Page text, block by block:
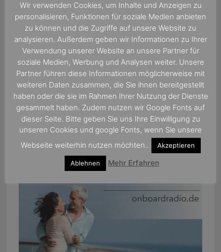
Wir freuen uns auf Ihre Empfehlung
Kreuzfahrtreisebüro Onboard Radio
golocal.de - das Portal zum
Bewerten, erleben und dabei sein.
Wir verwenden Cookies, um Inhalte und Anzeigen zu
personalisieren, Funktionen für soziale Medien anbieten
zu können und die Zugriffe auf unsere Website zu
analysieren. Außerdem geben wir Informationen zu Ihrer
Verwendung unserer Website an unsere Partner für
soziale Medien, Werbung und Analysen weiter. Unsere
Partner führen diese Informationen möglicherweise mit
weiteren Daten zusammen, die Sie ihnen bereitgestellt
haben oder die sie im Rahmen Ihrer Nutzung der Dienste
gesammelt haben. Zudem nutzen wir Google Fonts auf
dieser Seite. Bitte geben Sie uns Ihre Einwilligung zu
unseren Cookies und google Fonts, wenn Sie unsere
Webseite weiterhin nutzen möchten..
Akzeptieren
Ablehnen Mehr Erfahren